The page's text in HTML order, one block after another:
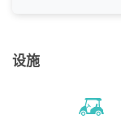
设施